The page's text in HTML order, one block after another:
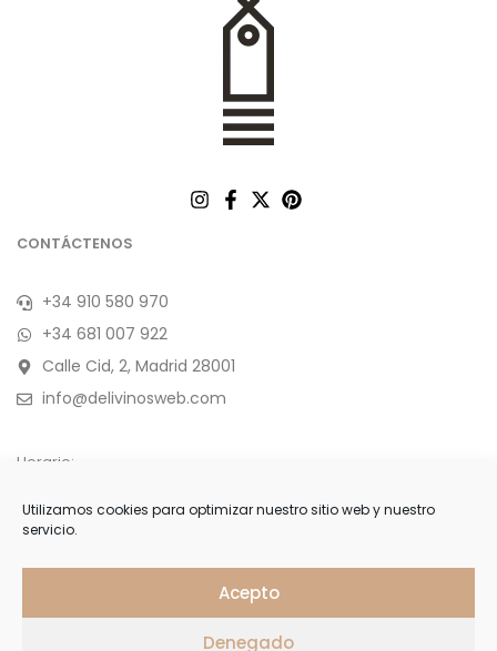
Utilizamos cookies para optimizar nuestro sitio web y nuestro
servicio.
Acepto
Denegado
CONTÁCTENOS
+34 910 580 970
+34 681 007 922
Calle Cid, 2, Madrid 28001
info@delivinosweb.com
Horario:
De Lunes a Sábado 10:00 a 22:00 h.
Domingo y feriados de 11:00 a 18:00 h.